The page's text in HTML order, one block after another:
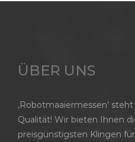
ÜBER UNS
‚Robotmaaiermessen’
Qualität! Wir bieten Ihnen
preisgünstigsten Klingen